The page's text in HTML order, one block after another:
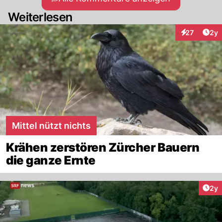
Weiterlesen
27
Interaktionen
2y
Mittel nützt nichts
Krähen zerstören Zürcher Bauern
die ganze Ernte
2y